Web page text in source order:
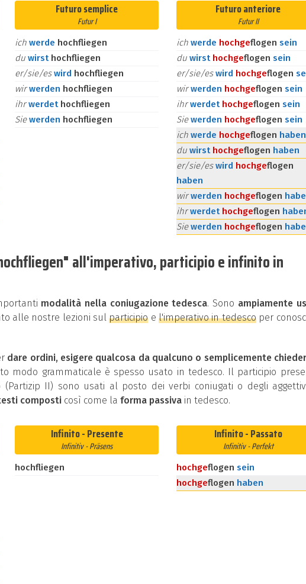
Futuro semplice
Futur I
ichwerde hochfliegen
duwirst hochfliegen
er/sie/eswird hochfliegen
wirwerden hochfliegen
ihrwerdet hochfliegen
Siewerden hochfliegen
Futuro anteriore
Futur II
ich werde hochgeflogen sein
du wirst hochgeflogen sein
er/sie/eswird hochgeflogen
wirwerden hochgeflogen sein
ihrwerdet hochgeflogen sein
Siewerden hochgeflogen sein
ich werde hochgeflogen haben
du wirst hochgeflogen haben
er/sie/eswird hochgeflogen
haben
wirwerden hochgeflogen
ihrwerdet hochgeflogen
Siewerden hochgeflogen
all'imperativo, participio e infinito in
modalità nella coniugazione tedesca. Sono ampiamente
alle nostre lezioni sulparticipio el'imperativo in tedescoper
dare ordini, esigere qualcosa da qualcuno o semplicemente
modo grammaticale è spesso usato in tedesco. Il participio
(Partizip II) sono usati al posto dei verbi coniugati o degli
composti così come la forma passiva in tedesco.
Infinito - Presente
Infinitiv - Präsens
hochfliegen
Infinito - Passato
Infinitiv - Perfekt
hochgeflogen sein
hochgeflogen haben